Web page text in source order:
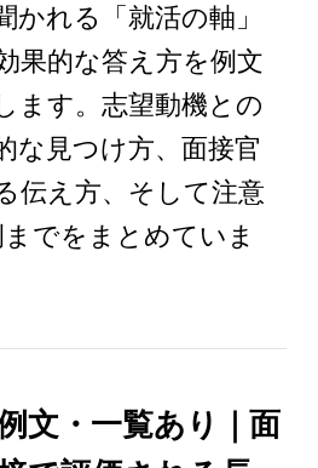
かれる「就活の軸」
果的な答え方を例文
ます。志望動機との
な見つけ方、面接官
伝え方、そして注意
でをまとめていま
文・一覧あり｜面